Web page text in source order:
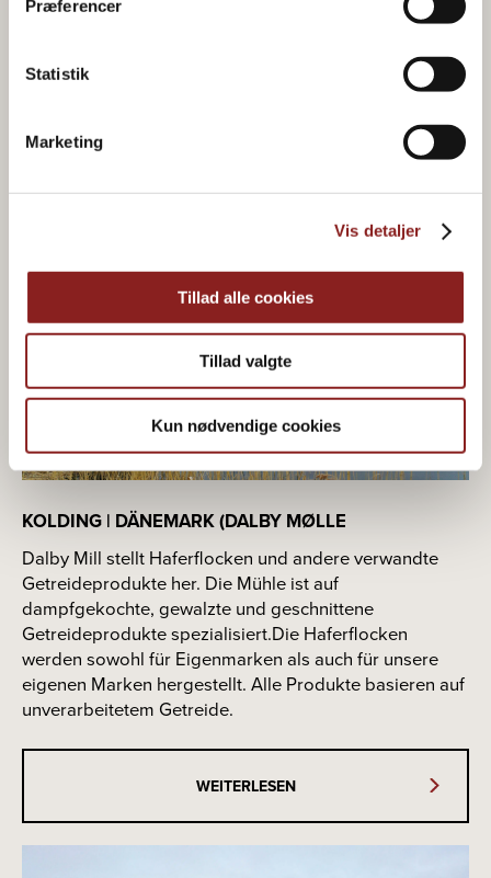
Præferencer
Statistik
Marketing
Vis detaljer
Tillad alle cookies
Tillad valgte
Kun nødvendige cookies
Nüssen und Samen für den Einzelhandel und die
KOLDING | DÄNEMARK (DALBY MØLLE
Dalby Mill stellt Haferflocken und andere verwandte
Getreideprodukte her. Die Mühle ist auf
dampfgekochte, gewalzte und geschnittene
Getreideprodukte spezialisiert.Die Haferflocken
werden sowohl für Eigenmarken als auch für unsere
eigenen Marken hergestellt. Alle Produkte basieren auf
unverarbeitetem Getreide.
WEITERLESEN